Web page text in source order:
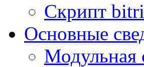
Скрипт
Основные
Модульная